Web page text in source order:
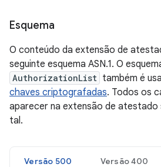
Esquema
O conteúdo da extensão de
seguinte esquema ASN.1. O
AuthorizationList também é
chaves criptografadas. Todos os
aparecer na extensão de atestado
tal.
Versão 500 Versão 400